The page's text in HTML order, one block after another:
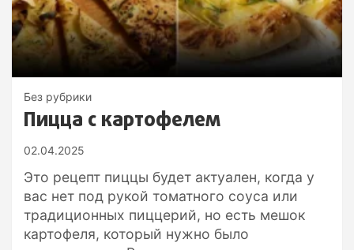
Без рубрики
Пицца с картофелем
02.04.2025
Это рецепт пиццы будет актуален, когда у
вас нет под рукой томатного соуса или
традиционных пиццерий, но есть мешок
картофеля, который нужно было